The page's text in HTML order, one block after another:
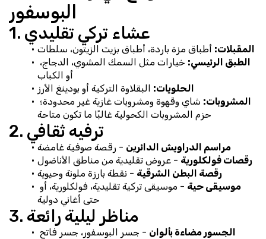
البوسفور
1. عشاء تركي تقليدي
المقبلات: أطباق مزة باردة، أطباق بزيت الزيتون، سلطات
الطبق الرئيسي:
أو الكباب
الحلويات: البقلاوة التركية أو بودينغ الأرز
المشروبات:
حزم المشروبات الكحولية غالبًا ما تكون متاحة
2. ترفيه ثقافي
مراسم الدراويش الدائرين - رقصة صوفية غامضة
رقصات فولكلورية - عروض تقليدية من مناطق الأناضول
رقصة البطن الشرقية - نقطة بارزة ملونة وحيوية
موسيقى حية
حتى أغاني دولية
3. مناظر ليلية رائعة
الجسور مضاءة بألوان